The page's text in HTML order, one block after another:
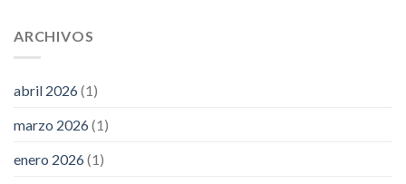
ARCHIVOS
abril 2026(1)
marzo 2026(1)
enero 2026(1)